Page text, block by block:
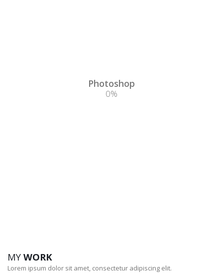
Photoshop
0%
MY WORK
Lorem ipsum dolor sit amet, consectetur adipiscing elit.